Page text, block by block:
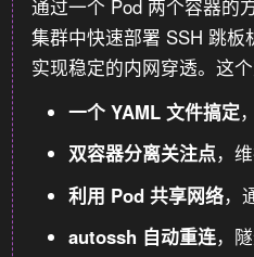
通过一个 Pod 两个容器的
集群中快速部署 SSH 跳板
实现稳定的内网穿透。这个
一个 YAML 文件搞定
双容器分离关注点，
利用 Pod 共享网络，
autossh 自动重连，